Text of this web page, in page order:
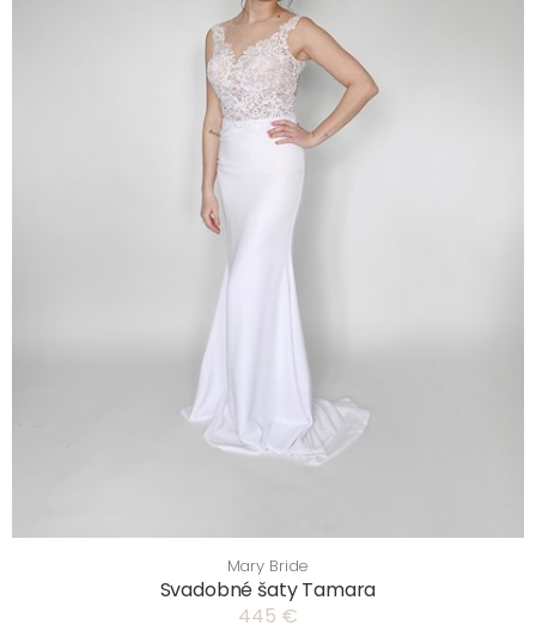
Mary Bride
Svadobné šaty Tamara
445 €